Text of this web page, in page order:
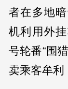
者在多地
机利用外
号轮番“围
卖乘客牟利